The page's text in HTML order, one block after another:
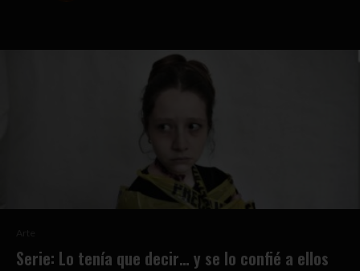
Serie: Lo tenía que decir… y se lo confié a ellos